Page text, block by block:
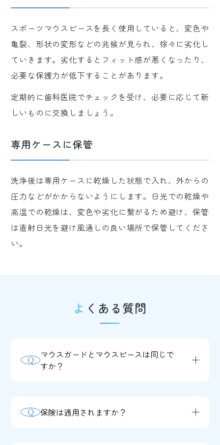
スポーツマウスピースを長く使用していると、変色や
亀裂、形状の変形などの兆候が見られ、徐々に劣化し
ていきます。劣化するとフィット感が悪くなったり、
必要な保護力が低下することがあります。
定期的に歯科医院でチェックを受け、必要に応じて新
しいものに交換しましょう。
専用ケースに保管
洗浄後は専用ケースに乾燥した状態で入れ、外からの
圧力などがかからないようにします。日光での乾燥や
高温での乾燥は、変色や劣化に繋がるため避け、保管
は直射日光を避け風通しの良い場所で保管してくださ
い。
よくある質問
Q
マウスガードとマウスピースは同じで
すか？
Q 保険は適用されますか？